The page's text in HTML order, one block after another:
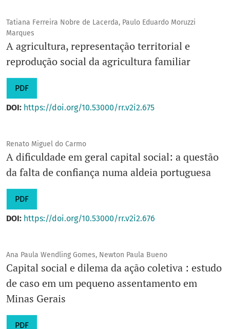
Tatiana Ferreira Nobre de Lacerda, Paulo Eduardo Moruzzi
Marques
A agricultura, representação territorial e
reprodução social da agricultura familiar
PDF
DOI: https://doi.org/10.53000/rr.v2i2.675
Renato Miguel do Carmo
A dificuldade em geral capital social: a questão
da falta de confiança numa aldeia portuguesa
PDF
DOI: https://doi.org/10.53000/rr.v2i2.676
Ana Paula Wendling Gomes, Newton Paula Bueno
Capital social e dilema da ação coletiva : estudo
de caso em um pequeno assentamento em
Minas Gerais
PDF